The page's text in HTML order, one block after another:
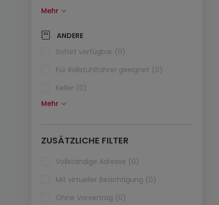
Solarzellen (0)
Wärmepumpe (0)
Klimaanlagen (0)
Glasfaser (0)
Mehr
ANDERE
Sofort verfügbar (0)
Für Rollstuhlfahrer geeignet (0)
Keller (0)
Dachboden (0)
Fahrstuhl (0)
Haustiere erlaubt (0)
Ferienimmobilien (0)
Mehr
ZUSÄTZLICHE FILTER
Vollständige Adresse (0)
Mit virtueller Besichtigung (0)
Ohne Vorvertrag (0)